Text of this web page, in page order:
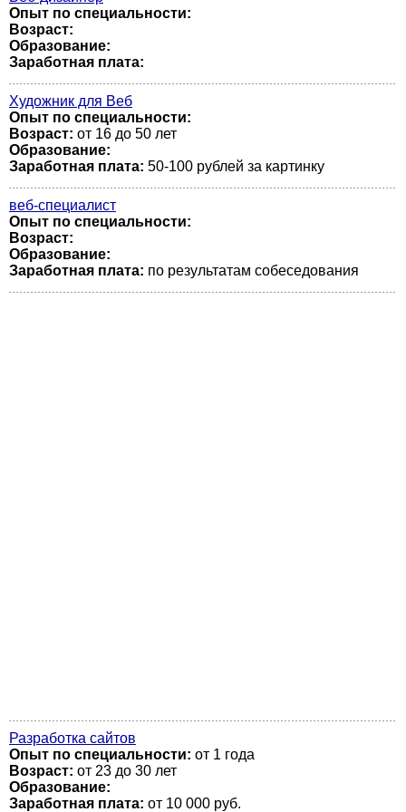
Опыт по специальности:
Возраст:
Образование:
Заработная плата:
Художник для Веб
Опыт по специальности:
Возраст: от 16 до 50 лет
Образование:
Заработная плата: 50-100 рублей за картинку
веб-специалист
Опыт по специальности:
Возраст:
Образование:
Заработная плата: по результатам собеседования
Разработка сайтов
Опыт по специальности: от 1 года
Возраст: от 23 до 30 лет
Образование:
Заработная плата: от 10 000 руб.